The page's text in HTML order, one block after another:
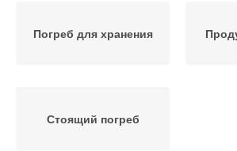
Погреб для хранения
Стоящий погреб